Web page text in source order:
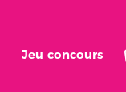
Jeu concours